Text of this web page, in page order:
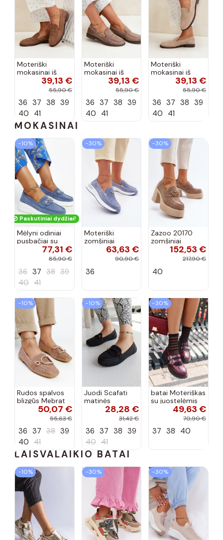
Moteriški
mokasinai iš
dirbtinės
zomšos, rudos
39,13 €
55,90 €
36 37 38 39
40 41
Moteriški
mokasinai iš
dirbtinės
zomšos, molio
39,13 €
55,90 €
36 37 38 39
40 41
Moteriški
mokasinai iš
dirbtinės
zomšos, smėlio
39,13 €
55,90 €
36 37 38 39
40 41
MOKASINAI
−10%
Paskutiniai dydžiai!
Mėlyni odiniai
pusbačiai su
dekoratyvine
sagtimi Taija
77,31 €
85,90 €
36 37 38 39
40 41
−30%
Moteriški
zomšiniai
mokasinai
Demela mėlynos
63,63 €
90,90 €
36
−30%
Zazoo 20170
zomšiniai
bateliai su
kulniukais smėlio
152,53 €
217,90 €
40
−10%
Rudos spalvos
blizgūs Mebrat
bateliai50,07 €
55,63 €
36 37 38 39
40 41
−10%
Juodi Scafati
matinės
apdailos bateliai
28,28 €
31,42 €
36 37 38 39
40 41
−30%
batai Moteriškas
su juostelėmis
su lako efektu
bordo spalvos
49,63 €
70,90 €
37 38 40
LAISVALAIKIO BATAI
−10% −30% −30%